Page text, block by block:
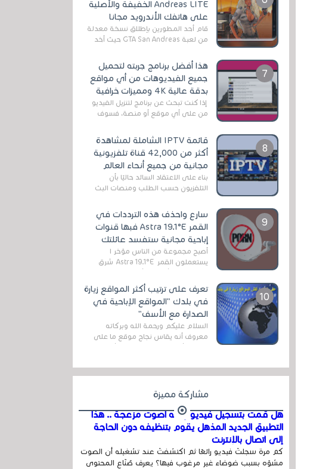
Andreas LITE الخفيفة والأصلية
على هاتفك الأندرويد مجانا
قام أحد المطورين بإطلاق نسخة معدلة
من لعبة GTA San Andreas حيث أخد
وق...
هذا أفضل برنامج جربته لتحميل
جميع الفيديوهات من أي مواقع
بدقة عالية 4K ومميزات خرافية
إذا كنت تبحث عن برنامج لتنزيل الفيديو
من على أي موقع أو منصة، فسوف
الخاصة بالبرامج والتطبيقات في هذا
المج...
قائمة IPTV الشاملة لمشاهدة
أكثر من 42,000 قناة تلفزيونية
مجانية من جميع أنحاء العالم
بناءً على الاعتقاد السائد حاليًا بأن
التلفزيون حسب الطلب ومنصات البث
سارع واحذف هذه الترددات في
القمر Astra 19.1°E فبها قنوات
إباحية مجانية ستفسد عائلتك
أصبح مجموعة من الناس مؤخر ا
يستعملون القمر Astra 19.1°E شرق
قنوات مميزة جدا تنقل العديد من البرامج
اله...
تعرف على ترتيب أكثر المواقع زيارة
في بلدك "المواقع الإباحية في
الصدارة مع الأسف"
السلام عليكم ورحمة الله وبركاته
معروف أنه يقاس نجاح موقع ما على
في...
مشاركة مميزة
هل قمت بتسجيل فيديو وفيه أصوت مزعجة .. هذا
التطبيق الجديد المذهل يقوم بتنظيفه دون الحاجة
إلى اتصال بالإنترنت
كم مرة سجلتَ فيديو رائعًا ثم اكتشفتَ عند تشغيله أن الصوت
مشوّه بسبب ضوضاء غير مرغوب فيها؟ يعرف صُنّاع المحتوى